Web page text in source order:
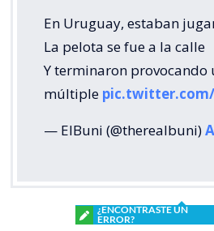
En Uruguay, estaban
La pelota se fue a la calle
Y terminaron provocando
múltiple pic.twitter.com/
— ElBuni (@therealbuni)
¿ENCONTRASTE UN
ERROR?